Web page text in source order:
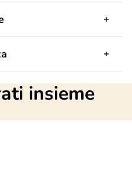
insieme